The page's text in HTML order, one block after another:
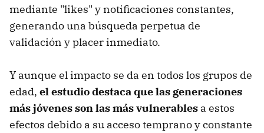
mediante "likes" y notificaciones constantes,
generando una búsqueda perpetua de
validación y placer inmediato.
Y aunque el impacto se da en todos los grupos de
edad, el estudio destaca que las generaciones
más jóvenes son las más vulnerables a estos
efectos debido a su acceso temprano y constante